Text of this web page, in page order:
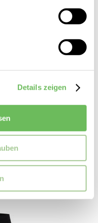
Details zeigen